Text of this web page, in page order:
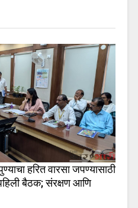
हरित वारसा जपण्यासाठी
बैठक; संरक्षण आणि